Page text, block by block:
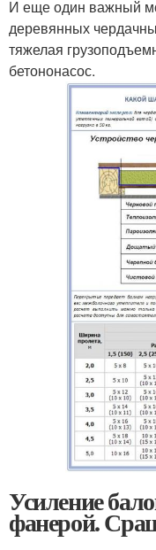
И еще один важный
деревянных
тяжелая
бетононасос.
Усиление
фанерой.